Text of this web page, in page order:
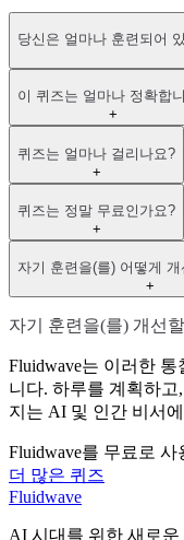
당신은 얼마나 훈련되어
이 퀴즈는 얼마나 정확합
+
퀴즈는 얼마나 걸리나요?
+
퀴즈는 정말 무료인가요?
+
자기 훈련을(를) 어떻게
+
자기 훈련을(를) 개선
Fluidwave는 이러한
니다. 하루를 계획하
지는 AI 및 인간 비서
Fluidwave를 무료로 사
더 많은 퀴즈
Fluidwave
AI 시대를 위한 새로